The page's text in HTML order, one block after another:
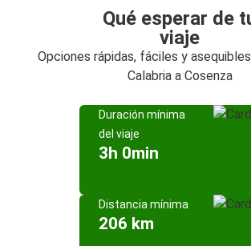
Qué esperar de
viaje
Opciones rápidas, fáciles y
Calabria a Cosenza
Duración mínima
del viaje
3h 0min
Distancia mínima
206 km